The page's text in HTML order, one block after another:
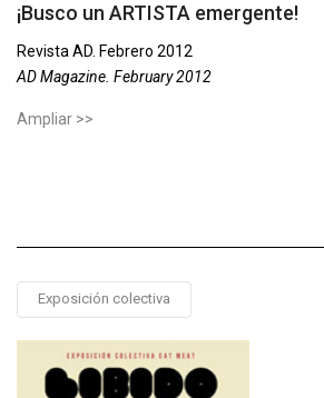
¡Busco un ARTISTA emergente!
Revista AD. Febrero 2012
AD Magazine. February 2012
Ampliar >>
Exposición colectiva